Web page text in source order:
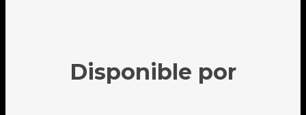
Disponible por